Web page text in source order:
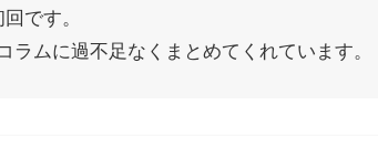
です。
ムに過不足なくまとめてくれています。